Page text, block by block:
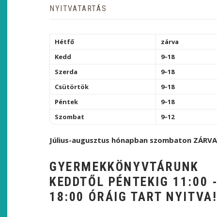
NYITVATARTÁS
Hétfő
zárva
Kedd
9–18
Szerda
9–18
Csütörtök
9–18
Péntek
9–18
Szombat
9–12
Július-augusztus hónapban szombaton ZÁRVA
GYERMEKKÖNYVTÁRUNK
KEDDTŐL PÉNTEKIG 11:00
18:00 ÓRÁIG TART NYITVA!